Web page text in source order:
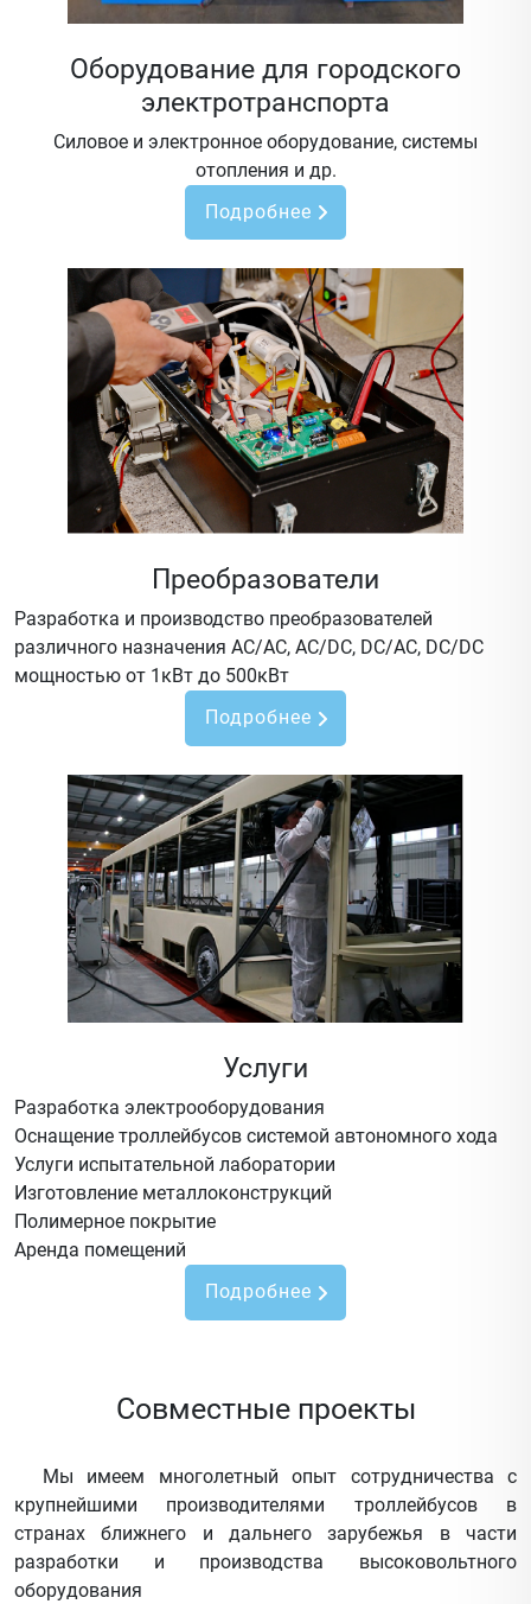
Оборудование для городского
электротранспорта
Силовое и электронное оборудование, системы
отопления и др.
Подробнее
Преобразователи
Разработка и производство преобразователей
различного назначения AC/AC, AC/DC, DC/AC, DC/DC
мощностью от 1кВт до 500кВт
Подробнее
Услуги
Разработка электрооборудования
Оснащение троллейбусов системой автономного хода
Услуги испытательной лаборатории
Изготовление металлоконструкций
Полимерное покрытие
Аренда помещений
Подробнее
Совместные проекты
Мы имеем многолетный опыт сотрудничества с
крупнейшими производителями троллейбусов в
странах ближнего и дальнего зарубежья в части
разработки и производства высоковольтного
оборудования